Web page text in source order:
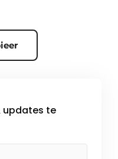
updates te